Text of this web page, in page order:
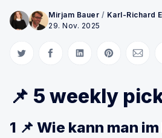
Mirjam Bauer / Karl-Richard
29. Nov. 2025
Auf Twitter teilen
Auf Facebook teilen
Auf LinkedIn teilen
Auf Pinterest
Per E-
📌 5 weekly
1 📌 Wie kann man